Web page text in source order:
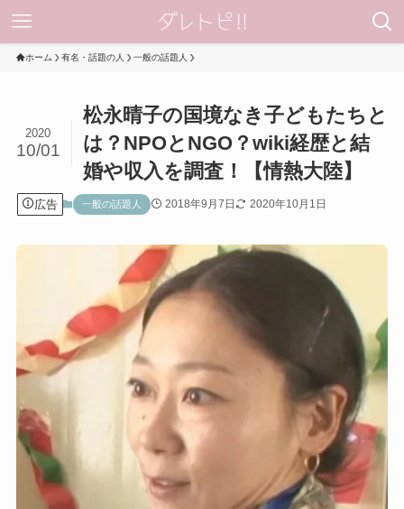
ホーム 有名・話題の人 一般の話題人
松永晴子の国境なき子どもたちと
は？NPOとNGO？wiki経歴と結
婚や収入を調査！【情熱大陸】
2020
10/01
広告 一般の話題人 2018年9月7日 2020年10月1日